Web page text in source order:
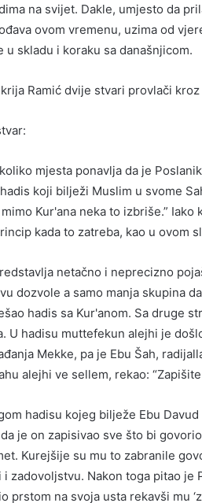
na svijet. Dakle, umjesto da
ovom vremenu, uzima od
u skladu i koraku sa današnjicom.
Ramić dvije stvari provlači
mjesta ponavlja da je
koji bilježi Muslim u svome
Kur'ana neka to izbriše.”
kada to zatreba, kao u ovom
netačno i neprecizno
dozvole a samo manja skupina
hadis sa Kur'anom. Sa druge
U hadisu muttefekun alejhi je
Mekke, pa je Ebu Šah,
alejhi ve sellem, rekao:
hadisu kojeg bilježe Ebu
je on zapisivao sve što bi
Kurejšije su mu to zabranile
i zadovoljstvu. Nakon toga pitao je
prstom na svoja usta rekavši mu